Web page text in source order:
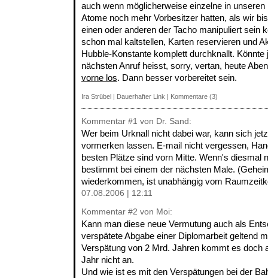
auch wenn möglicherweise einzelne in
Atome noch mehr Vorbesitzer hatten, als wir
einen oder anderen der Tacho manipuliert sein
schon mal kaltstellen, Karten reservieren und
Hubble-Konstante komplett durchknallt.
nächsten Anruf heisst, sorry, vertan, heute
vorne los. Dann besser vorbereitet sein.
Ira Strübel | Dauerhafter Link | Kommentare (3)
Kommentar #1 von Dr. Sand:
Wer beim Urknall nicht dabei war, kann sich
vormerken lassen. E-mail nicht vergessen,
besten Plätze sind vorn Mitte. Wenn's diesmal
bestimmt bei einem der nächsten Male.
wiederkommen, ist unabhängig vom
07.08.2006 | 12:11
Kommentar #2 von Moi:
Kann man diese neue Vermutung auch als
verspätete Abgabe einer Diplomarbeit geltend
Verspätung von 2 Mrd. Jahren kommt es doch
Jahr nicht an.
Und wie ist es mit den Verspätungen bei der